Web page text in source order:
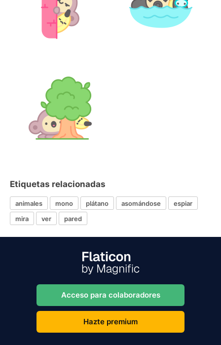
Etiquetas relacionadas
animales mono plátano asomándose
espiar
mira
ver pared
Acceso para colaboradores
Hazte premium